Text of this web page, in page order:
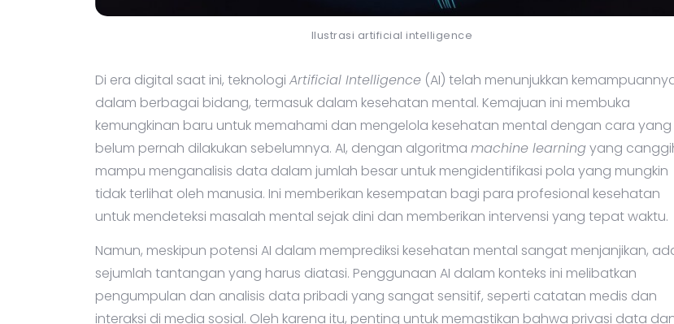
Di era digital saat ini, teknologiArtificial Intelligence(AI) telah menunjukkan kemampuannya
dalam berbagai bidang, termasuk dalam kesehatan mental. Kemajuan ini membuka
kemungkinan baru untuk memahami dan mengelola kesehatan mental dengan cara yang
belum pernah dilakukan sebelumnya. AI, dengan algoritmamachine learningyang canggih,
mampu menganalisis data dalam jumlah besar untuk mengidentifikasi pola yang mungkin
tidak terlihat oleh manusia. Ini memberikan kesempatan bagi para profesional kesehatan
Namun, meskipun potensi AI dalam memprediksi kesehatan mental sangat menjanjikan, ada
sejumlah tantangan yang harus diatasi. Penggunaan AI dalam konteks ini melibatkan
pengumpulan dan analisis data pribadi yang sangat sensitif, seperti catatan medis dan